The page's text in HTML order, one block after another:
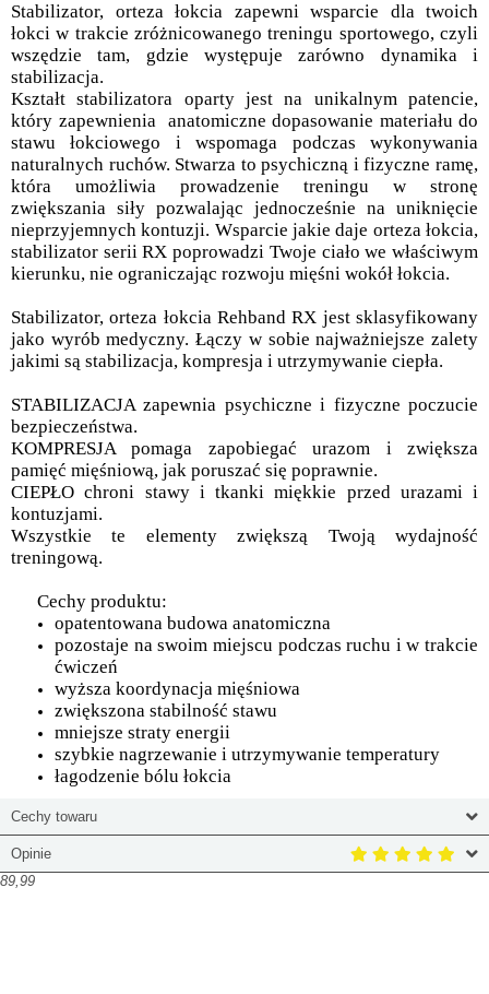
Stabilizator, orteza łokcia zapewni wsparcie dla twoich
łokci w trakcie zróżnicowanego treningu sportowego, czyli
wszędzie tam, gdzie występuje zarówno dynamika i
stabilizacja.
Kształt stabilizatora oparty jest na unikalnym patencie,
który zapewnienia anatomiczne dopasowanie materiału do
stawu łokciowego i wspomaga podczas wykonywania
naturalnych ruchów. Stwarza to psychiczną i fizyczne ramę,
która umożliwia prowadzenie treningu w stronę
zwiększania siły pozwalając jednocześnie na uniknięcie
nieprzyjemnych kontuzji. Wsparcie jakie daje orteza łokcia,
stabilizator serii RX poprowadzi Twoje ciało we właściwym
kierunku, nie ograniczając rozwoju mięśni wokół łokcia.
Stabilizator, orteza łokcia Rehband RX jest sklasyfikowany
jako wyrób medyczny. Łączy w sobie najważniejsze zalety
jakimi są stabilizacja, kompresja i utrzymywanie ciepła.
STABILIZACJA zapewnia psychiczne i fizyczne poczucie
bezpieczeństwa.
KOMPRESJA pomaga zapobiegać urazom i zwiększa
pamięć mięśniową, jak poruszać się poprawnie.
CIEPŁO chroni stawy i tkanki miękkie przed urazami i
kontuzjami.
Wszystkie te elementy zwiększą Twoją wydajność
treningową.
Cechy produktu:
opatentowana budowa anatomiczna
pozostaje na swoim miejscu podczas ruchu i w trakcie
ćwiczeń
wyższa koordynacja mięśniowa
zwiększona stabilność stawu
mniejsze straty energii
szybkie nagrzewanie i utrzymywanie temperatury
łagodzenie bólu łokcia
Cechy towaru
Opinie
89,99